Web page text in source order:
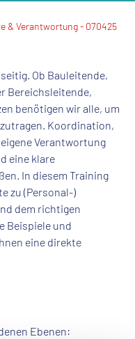
& Verantwortung - 070425
Ob Bauleitende,
Bereichsleitende,
benötigen wir alle, um
Koordination,
Verantwortung
eine klare
In diesem Training
zu (Personal-)
dem richtigen
Beispiele und
eine direkte
Ebenen: